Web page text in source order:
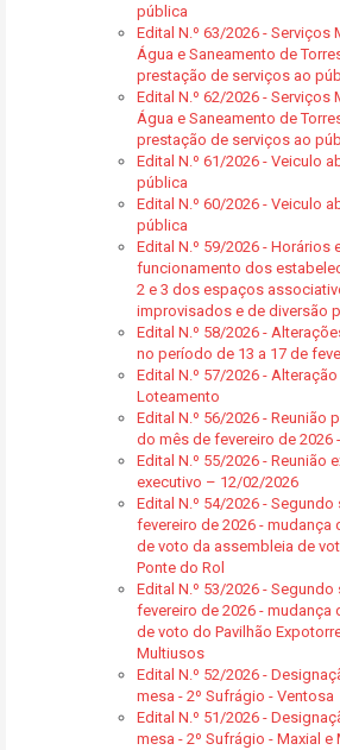
pública
Edital N.º 63/2026 -
Água e Saneamento de
prestação de serviços ao
Edital N.º 62/2026 -
Água e Saneamento de
prestação de serviços ao
Edital N.º 61/2026 - Veiculo
pública
Edital N.º 60/2026 - Veiculo
pública
Edital N.º 59/2026 - Horários
funcionamento dos
2 e 3 dos espaços
improvisados e de diversão
Edital N.º 58/2026 -
no período de 13 a 17 de
Edital N.º 57/2026 -
Loteamento
Edital N.º 56/2026 - Reunião
do mês de fevereiro de 2026
Edital N.º 55/2026 - Reunião
executivo – 12/02/2026
Edital N.º 54/2026 -
fevereiro de 2026 -
de voto da assembleia de
Ponte do Rol
Edital N.º 53/2026 -
fevereiro de 2026 -
de voto do Pavilhão
Multiusos
Edital N.º 52/2026 -
mesa - 2º Sufrágio - Ventosa
Edital N.º 51/2026 -
mesa - 2º Sufrágio - Maxial